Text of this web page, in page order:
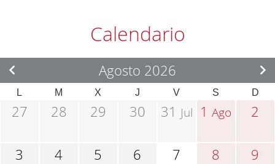
Calendario
Agosto 2026
L M X J V S D
27 28 29 30 31 Jul 1Ago 2
3 4 5 6 7 8 9